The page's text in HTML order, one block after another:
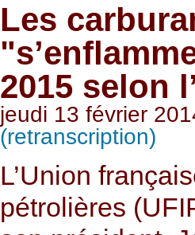
Les
2015 selon
jeudi 13 février
(retranscription)
L’Union
pétrolières